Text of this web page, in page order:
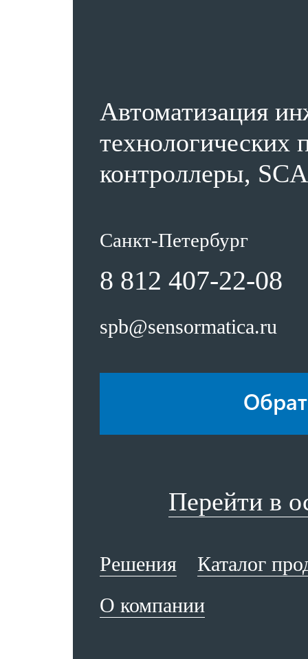
Автоматизация
технологических
контроллеры,
Санкт-Петербург
8 812 407-22-08
spb@sensormatica.ru
Перейти в
Решения
Каталог
О компании